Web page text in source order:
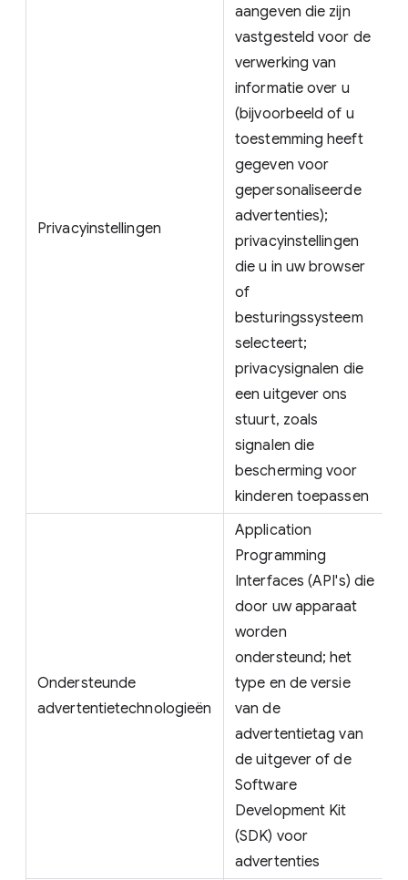
Privacyinstellingen
aangeven die zijn
vastgesteld voor de
verwerking van
informatie over u
(bijvoorbeeld of u
toestemming heeft
gegeven voor
gepersonaliseerde
advertenties);
privacyinstellingen
die u in uw browser
of
besturingssysteem
selecteert;
privacysignalen die
een uitgever ons
stuurt, zoals
signalen die
bescherming voor
kinderen toepassen
Ondersteunde
advertentietechnologieën
Application
Programming
Interfaces (API's) die
door uw apparaat
worden
ondersteund; het
type en de versie
van de
advertentietag van
de uitgever of de
Software
Development Kit
(SDK) voor
advertenties